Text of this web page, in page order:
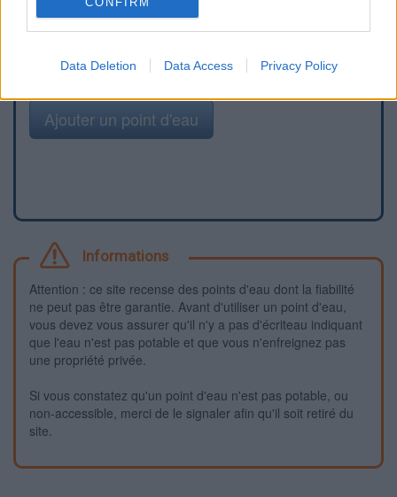
Data Deletion Data Access Privacy Policy
Signaler une erreur
Ajouter un point d'eau
Informations
Attention : ce site recense des points d'eau dont la fiabilité
ne peut pas être garantie. Avant d'utiliser un point d'eau,
vous devez vous assurer qu'il n'y a pas d'écriteau indiquant
que l'eau n'est pas potable et que vous n'enfreignez pas
une propriété privée.
Si vous constatez qu'un point d'eau n'est pas potable, ou
non-accessible, merci de le signaler afin qu'il soit retiré du
site.